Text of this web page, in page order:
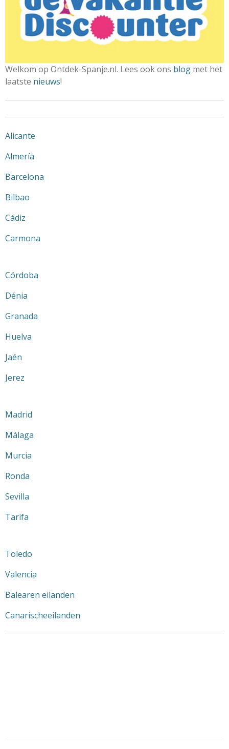
Welkom op Ontdek-Spanje.nl. Lees ook ons blog met het
laatste nieuws!
Alicante
Almería
Barcelona
Bilbao
Cádiz
Carmona
Córdoba
Dénia
Granada
Huelva
Jaén
Jerez
Madrid
Málaga
Murcia
Ronda
Sevilla
Tarifa
Toledo
Valencia
Balearen eilanden
Canarischeeilanden